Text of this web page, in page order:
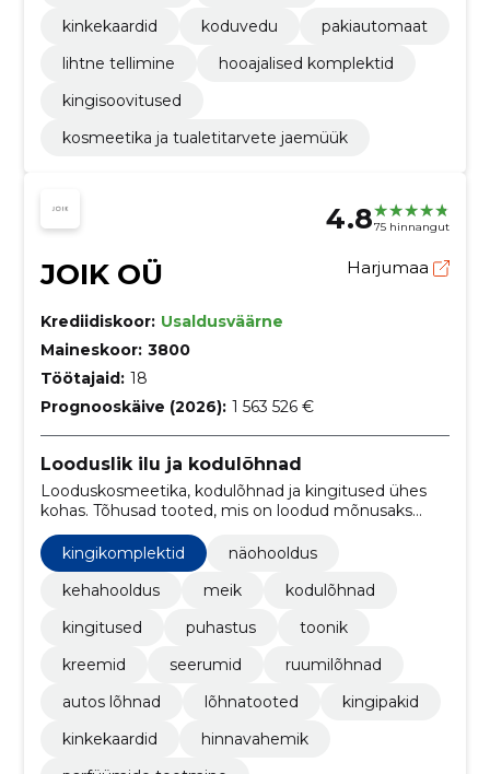
kinkekaardid
koduvedu
pakiautomaat
lihtne tellimine
hooajalised komplektid
kingisoovitused
kosmeetika ja tualetitarvete jaemüük
4.875 hinnangut
JOIK OÜ Harjumaa
Krediidiskoor: Usaldusväärne
Maineskoor: 3800
Töötajaid: 18
Prognooskäive (2026): 1 563 526 €
Looduslik ilu ja kodulõhnad
Looduskosmeetika, kodulõhnad ja kingitused ühes
kohas. Tõhusad tooted, mis on loodud mõnusaks
igapäevaseks kasutamiseks.
kingikomplektid
näohooldus
kehahooldus
meik
kodulõhnad
kingitused
puhastus
toonik
kreemid
seerumid
ruumilõhnad
autos lõhnad
lõhnatooted
kingipakid
kinkekaardid
hinnavahemik